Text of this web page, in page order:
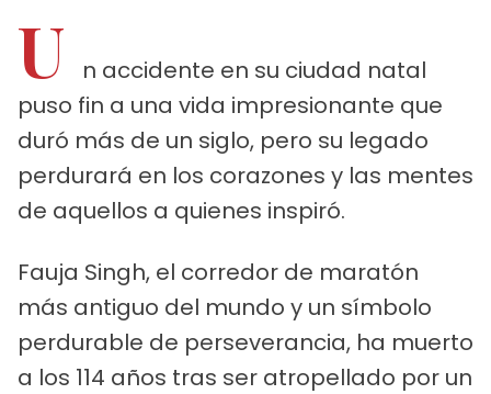
U
n accidente en su ciudad natal
puso fin a una vida impresionante que
duró más de un siglo, pero su legado
perdurará en los corazones y las mentes
de aquellos a quienes inspiró.
Fauja Singh, el corredor de maratón
más antiguo del mundo y un símbolo
perdurable de perseverancia, ha muerto
a los 114 años tras ser atropellado por un